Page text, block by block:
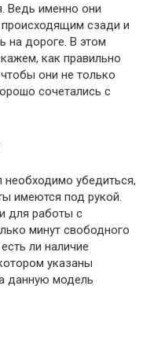
Ведь именно они
сзади и
на дороге. В этом
как правильно
они не только
сочетались с
необходимо убедиться,
имеются под рукой.
для работы с
минут свободного
ли наличие
указаны
данную модель